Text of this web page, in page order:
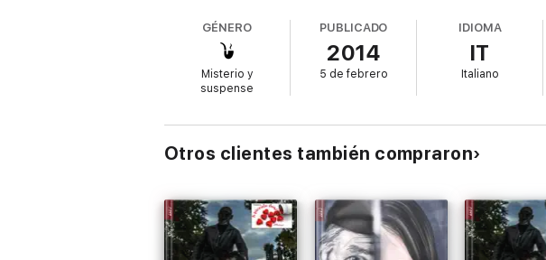
GÉNERO
Misterio y
suspense
PUBLICADO
2014
5 de febrero
IDIOMA
IT
Italiano
Otros clientes también compraron